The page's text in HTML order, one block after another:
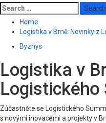
Search
for:
Home
Logistika v Brně: Novinky z
Byznys
Logistika v
Logistického
Zúčastněte se Logistického
s novými inovacemi a projekty v